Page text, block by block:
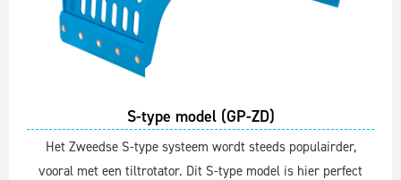
S-type model (GP-ZD)
Het Zweedse S-type systeem wordt steeds populairder,
vooral met een tiltrotator. Dit S-type model is hier perfect